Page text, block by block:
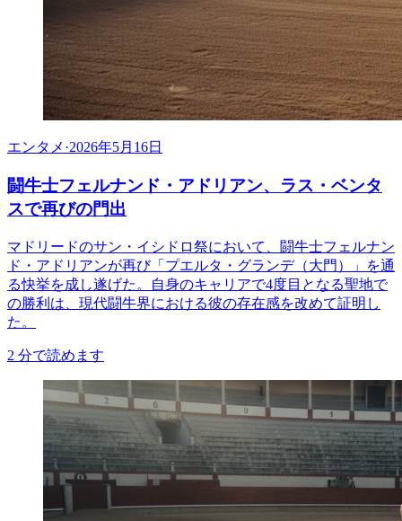
エンタメ ·2026年5月16日
闘牛士フェルナンド・アドリアン、ラス・ベンタ
スで再びの門出
マドリードのサン・イシドロ祭において、闘牛士フェルナン
ド・アドリアンが再び「プエルタ・グランデ（大門）」を通
る快挙を成し遂げた。自身のキャリアで4度目となる聖地で
の勝利は、現代闘牛界における彼の存在感を改めて証明し
た。
2 分で読めます